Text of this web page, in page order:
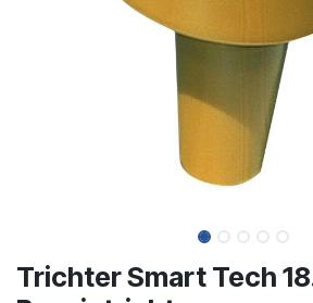
Trichter Smart Tech